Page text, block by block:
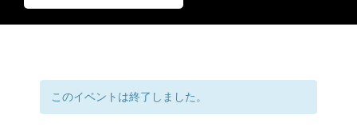
このイベントは終了しました。